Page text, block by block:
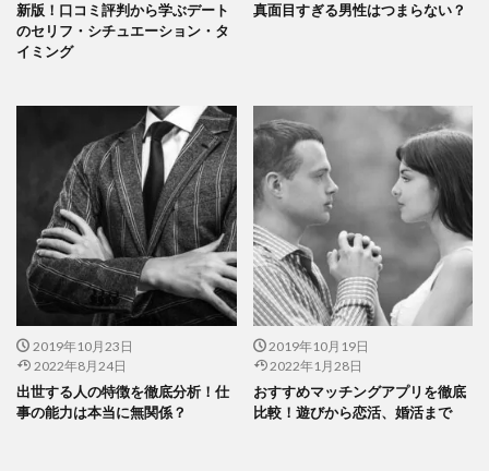
新版！口コミ評判から学ぶデート
のセリフ・シチュエーション・タ
イミング
真面目すぎる男性はつまらない？
2019年10月23日
2022年8月24日
出世する人の特徴を徹底分析！仕
事の能力は本当に無関係？
2019年10月19日
2022年1月28日
おすすめマッチングアプリを徹底
比較！遊びから恋活、婚活まで